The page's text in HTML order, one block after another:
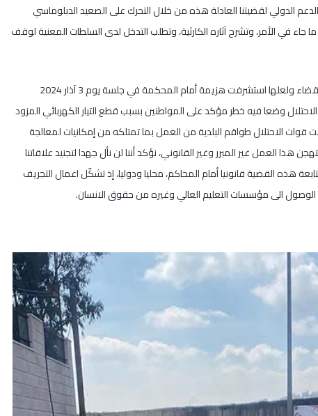
الدولي لقضيتنا العادلة هذه من خلال التحرك على الصعيد الدبلوماسي
في الأمر، وتشرح آثاره الكارثية، وتطلب التدخل لدى السلطات المعنية لوقف
مرة أخرى لم تلتفت سلطات الاحتلال لقرارات المحكمة ولم تحترم القضاء ولعلها استشرفت هزيمة أمام المحكمة في جلسة يوم 3 آذار 2024
وضعا فيه خطر مؤكد على المواطنين بسبب قطع التيار الكهربائي المزود
قوات الاحتلال طواقم البلدية من العمل بما تمتلكه من إمكانيات لمعالجة
هذا العمل غير المبرر وغير القانوني، نؤكد أننا لن نأل جهدا لتجنيد علاقاتنا
هذه القضية قانونيا أمام المحاكم، محليا ودوليا، إذ تشكّل اعمال التجريف
الى مؤسسات التعليم العالي وغيره من حقوق الانسان.